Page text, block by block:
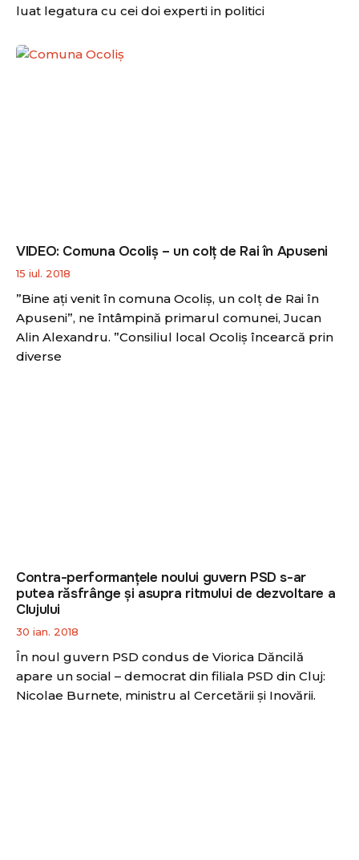
luat legatura cu cei doi experti in politici
VIDEO: Comuna Ocoliș – un colț de Rai în Apuseni
15 iul. 2018
”Bine ați venit în comuna Ocoliș, un colț de Rai în
Apuseni”, ne întâmpină primarul comunei, Jucan
Alin Alexandru. ”Consiliul local Ocoliș încearcă prin
diverse
Contra-performanțele noului guvern PSD s-ar
putea răsfrânge și asupra ritmului de dezvoltare a
Clujului
30 ian. 2018
În noul guvern PSD condus de Viorica Dăncilă
apare un social – democrat din filiala PSD din Cluj:
Nicolae Burnete, ministru al Cercetării și Inovării.